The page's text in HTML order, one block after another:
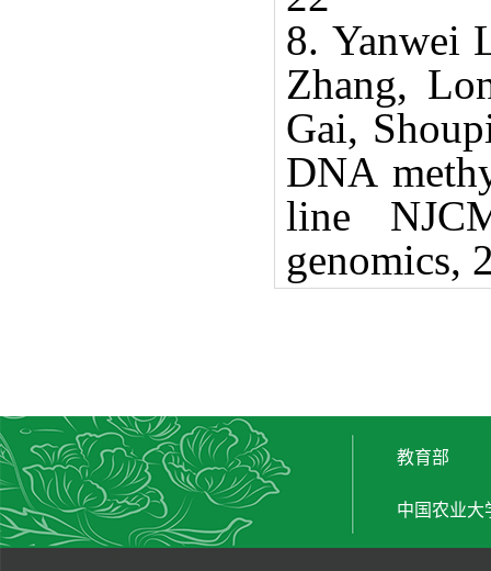
8.Yanwei
Zhang,
Gai,
DNA
line
genomics,
教育部
中国农业大